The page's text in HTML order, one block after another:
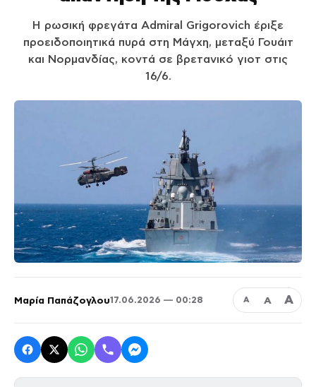
Η ρωσική φρεγάτα Admiral Grigorovich έριξε
προειδοποιητικά πυρά στη Μάγχη, μεταξύ Γουάιτ
και Νορμανδίας, κοντά σε βρετανικό γιοτ στις
16/6.
Μαρία Παπάζογλου17.06.2026 — 00:28 Α Α Α